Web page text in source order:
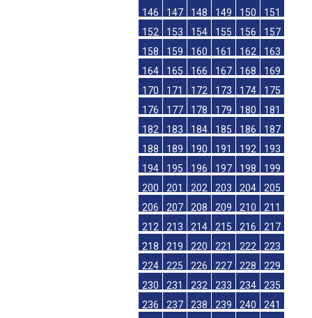
146
147 148 149 150
151
152
153 154 155 156
157
158
159 160 161 162
163
164
165 166 167 168
169
170
171 172 173 174
175
176
177 178 179 180
181
182
183 184 185 186
187
188
189 190 191 192
193
194
195 196 197 198
199
200
201 202 203 204
205
206
207 208 209 210
211
212
213 214 215 216
217
218
219 220 221 222
223
224
225 226 227 228
229
230
231 232 233 234
235
236
237 238 239 240
241